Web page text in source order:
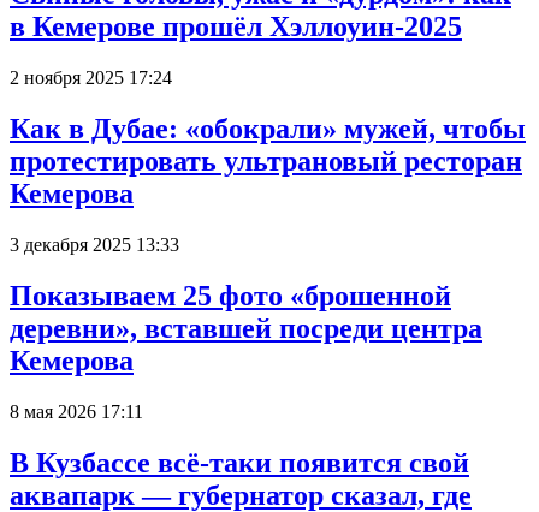
в Кемерове прошёл Хэллоуин-2025
2 ноября 2025 17:24
Как в Дубае: «обокрали» мужей, чтобы
протестировать ультрановый ресторан
Кемерова
3 декабря 2025 13:33
Показываем 25 фото «брошенной
деревни», вставшей посреди центра
Кемерова
8 мая 2026 17:11
В Кузбассе всё-таки появится свой
аквапарк — губернатор сказал, где